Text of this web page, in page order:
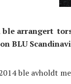
arrangert
BLU
ble avholdt